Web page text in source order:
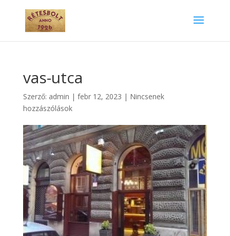
vas-utca
Szerző: admin | febr 12, 2023 | Nincsenek
hozzászólások